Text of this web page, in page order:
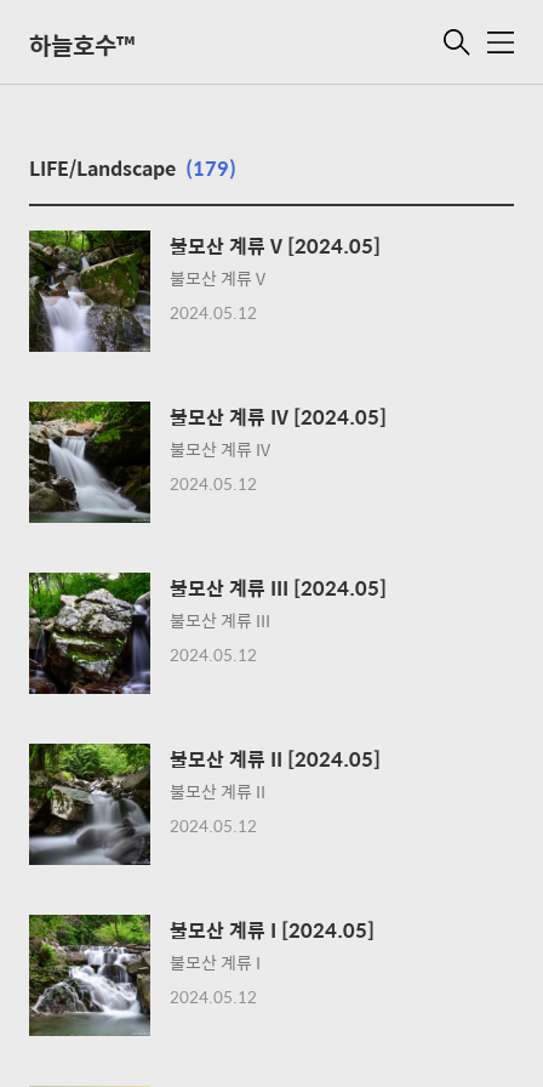
하늘호수™ 메
LIFE/Landscape (179)
불모산 계류 V [2024.05]
불모산 계류 V
2024.05.12
불모산 계류 IV [2024.05]
불모산 계류 IV
2024.05.12
불모산 계류 III [2024.05]
불모산 계류 III
2024.05.12
불모산 계류 II [2024.05]
불모산 계류 II
2024.05.12
불모산 계류 I [2024.05]
불모산 계류 I
2024.05.12